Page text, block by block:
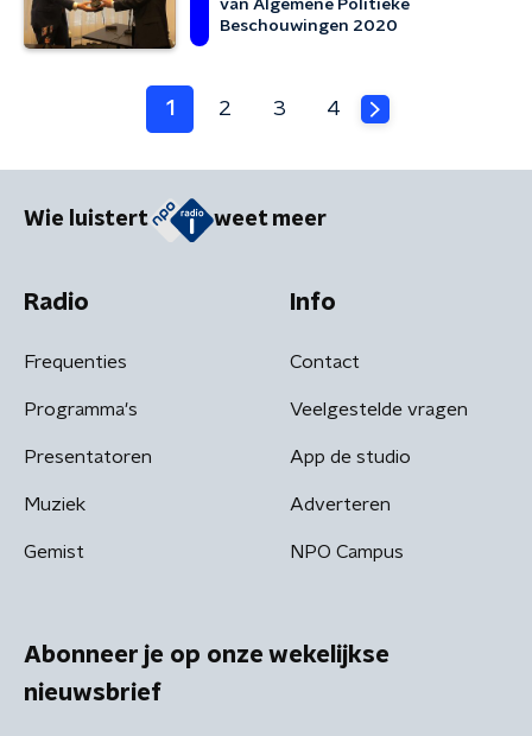
van Algemene Politieke
Beschouwingen 2020
1 2 3 4
Wie luistert weet meer
Radio
Frequenties
Programma's
Presentatoren
Muziek
Gemist
Info
Contact
Veelgestelde vragen
App de studio
Adverteren
NPO Campus
Abonneer je op onze wekelijkse
nieuwsbrief